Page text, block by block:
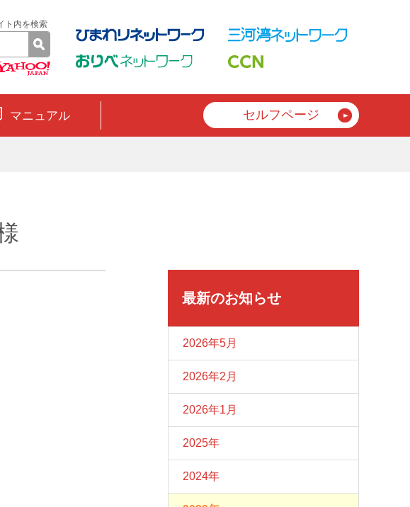
ト内を検索
マニュアル セルフページ
最新のお知らせ
2026年5月
2026年2月
2026年1月
2025年
2024年